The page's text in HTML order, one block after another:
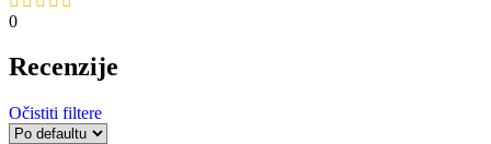
0
Recenzije
Očistiti filtere